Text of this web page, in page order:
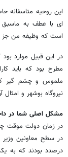
این روحیه متاسفانه
ای با عطف به
است که وظیفه من جز
در این قبیل موارد
مطرح بود که باید
ملموس و چشم گیر
نیروگاه بوشهر و
مشکل اصلی شما در
در زمان دولت موقت
در سطح معاونین
درصدد بودند که به